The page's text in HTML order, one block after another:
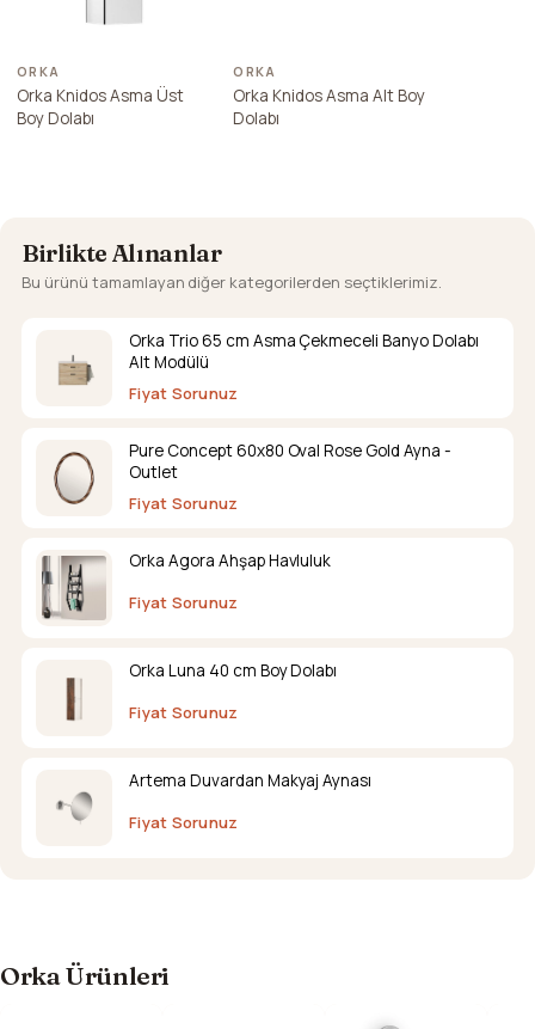
ORKA
Orka Knidos Asma Üst
Boy Dolabı
ORKA
Orka Knidos Asma Alt Boy
Dolabı
Birlikte Alınanlar
Bu ürünü tamamlayan diğer kategorilerden seçtiklerimiz.
Orka Trio 65 cm Asma Çekmeceli Banyo Dolabı
Alt Modülü
Fiyat Sorunuz
Pure Concept 60x80 Oval Rose Gold Ayna -
Outlet
Fiyat Sorunuz
Orka Agora Ahşap Havluluk
Fiyat Sorunuz
Orka Luna 40 cm Boy Dolabı
Fiyat Sorunuz
Artema Duvardan Makyaj Aynası
Fiyat Sorunuz
Orka Ürünleri